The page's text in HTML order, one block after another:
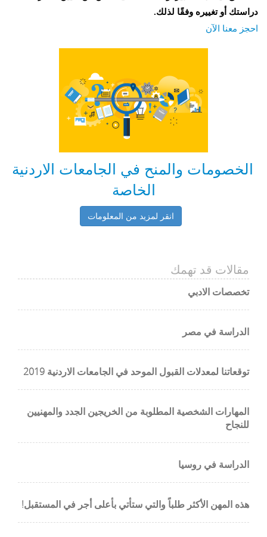
المهنية في تحديد الاتجاه الوظيفي الذي
نجاحًا كبيرًا وتحققه ، حتى تتمكن من تعيين مسار
وفقًا لذلك.
الخصومات والمنح في الجامعات الاردنية
الخاصة
انقر لمزيد من المعلومات
مقالات قد تهمك
تخصصات الادبي
الدراسة في مصر
توقعاتنا لمعدلات القبول الموحد في الجامعات الاردنية 2019
المهارات الشخصية المطلوبة من الخريجين الجدد والمهنيين
للنجاح
الدراسة في روسيا
هذه المهن الأكثر طلباً والتي ستأتي بأعلى أجر في المستقبل!